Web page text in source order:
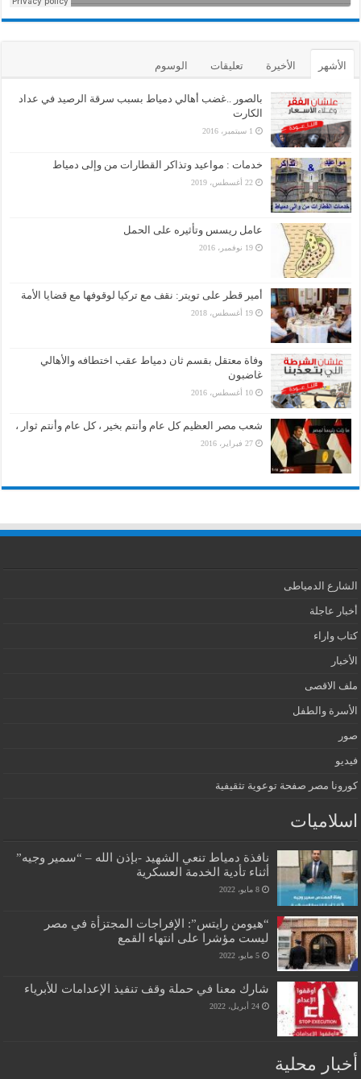
الأشهر الأخيرة تعليقات الوسوم
بالصور ..غضب أهالي دمياط بسبب سرقة الرصيد في عداد
الكارت
1 سبتمبر، 2016
خدمات : مواعيد وتذاكر القطارات من وإلى دمياط
22 أغسطس، 2019
عامل ريسس وتأثيره على الحمل
19 نوفمبر، 2016
أمير قطر على تويتر: نقف مع تركيا لوقوفها مع قضايا الأمة
19 أغسطس، 2018
وفاة معتقل بقسم ثان دمياط عقب اختطافه والأهالي
غاضبون
10 أغسطس، 2016
شعب مصر العظيم كل عام وأنتم بخير ، كل عام وأنتم ثوار ،
27 فبراير، 2016
الشارع الدمياطى
أخبار عاجلة
كتاب واراء
الأخبار
ملف الاقصى
الأسرة والطفل
صور
فيديو
كورونا مصر صفحة توعوية تثقيفية
اسلاميات
نافذة دمياط تنعي الشهيد -بإذن الله – “سمير وجيه”
أثناء تأدية الخدمة العسكرية
8 مايو، 2022
“هيومن رايتس”: الإفراجات المجتزأة في مصر
ليست مؤشرا على انتهاء القمع
5 مايو، 2022
شارك معنا في حملة وقف تنفيذ الإعدامات للأبرياء
24 أبريل، 2022
أخبار محلية